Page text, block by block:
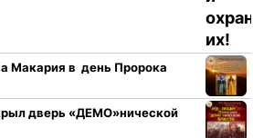
Макария в день Пророка
дверь «ДЕМО»нической